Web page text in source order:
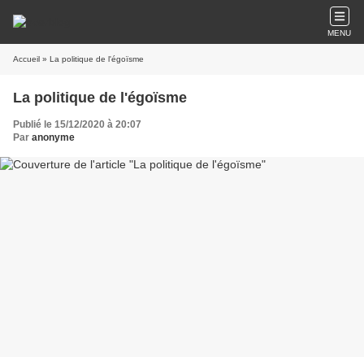
MENU
Accueil » La politique de l'égoïsme
La politique de l'égoïsme
Publié le 15/12/2020 à 20:07
Par anonyme